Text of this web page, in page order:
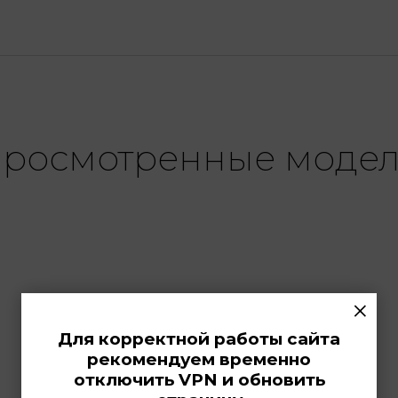
×
Для корректной работы сайта
рекомендуем временно
отключить VPN и обновить